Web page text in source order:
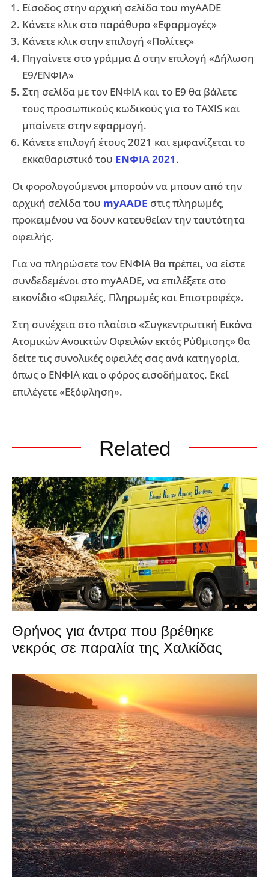
Είσοδος στην αρχική σελίδα του myAADE
Κάνετε κλικ στο παράθυρο «Εφαρμογές»
Κάνετε κλικ στην επιλογή «Πολίτες»
Πηγαίνετε στο γράμμα Δ στην επιλογή «Δήλωση
Ε9/ΕΝΦΙΑ»
Στη σελίδα με τον ΕΝΦΙΑ και το Ε9 θα βάλετε
τους προσωπικούς κωδικούς για το ΤΑΧΙS και
μπαίνετε στην εφαρμογή.
Κάνετε επιλογή έτους 2021 και εμφανίζεται το
εκκαθαριστικό του ΕΝΦΙΑ 2021.
Oι φορολογούμενοι μπορούν να μπουν από την
αρχική σελίδα του myAADE στις πληρωμές,
προκειμένου να δουν κατευθείαν την ταυτότητα
οφειλής.
Για να πληρώσετε τον ΕΝΦΙΑ θα πρέπει, να είστε
συνδεδεμένοι στο myAADE, να επιλέξετε στο
εικονίδιο «Οφειλές, Πληρωμές και Επιστροφές».
Στη συνέχεια στο πλαίσιο «Συγκεντρωτική Εικόνα
Ατομικών Ανοικτών Οφειλών εκτός Ρύθμισης» θα
δείτε τις συνολικές οφειλές σας ανά κατηγορία,
όπως ο ΕΝΦΙΑ και ο φόρος εισοδήματος. Εκεί
επιλέγετε «Εξόφληση».
Related
Θρήνος για άντρα που βρέθηκε
νεκρός σε παραλία της Χαλκίδας